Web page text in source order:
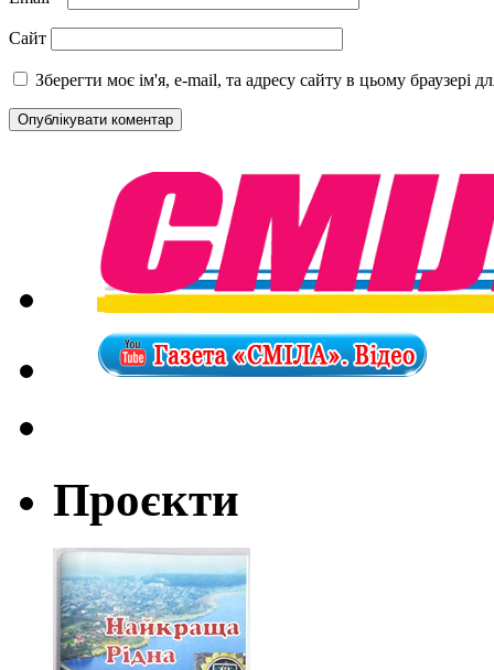
Сайт
Зберегти моє ім'я, e-mail, та адресу сайту в цьому браузері
Проєкти